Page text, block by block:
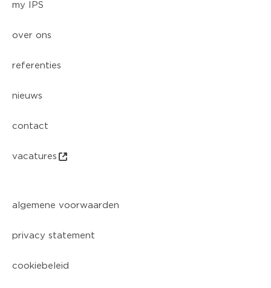
my IPS
over ons
referenties
nieuws
contact
vacatures
algemene voorwaarden
privacy statement
cookiebeleid